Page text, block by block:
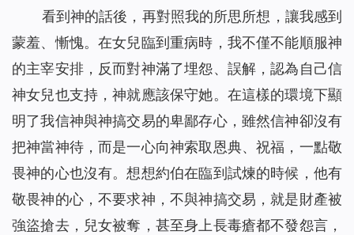
看到神的話後，再對照我的所思所想，讓我感到
蒙羞、慚愧。在女兒臨到重病時，我不僅不能順服神
的主宰安排，反而對神滿了埋怨、誤解，認為自己信
神女兒也支持，神就應該保守她。在這樣的環境下顯
明了我信神與神搞交易的卑鄙存心，雖然信神卻沒有
把神當神待，而是一心向神索取恩典、祝福，一點敬
畏神的心也沒有。想想約伯在臨到試煉的時候，他有
敬畏神的心，不要求神，不與神搞交易，就是財產被
強盜搶去，兒女被奪，甚至身上長毒瘡都不發怨言，